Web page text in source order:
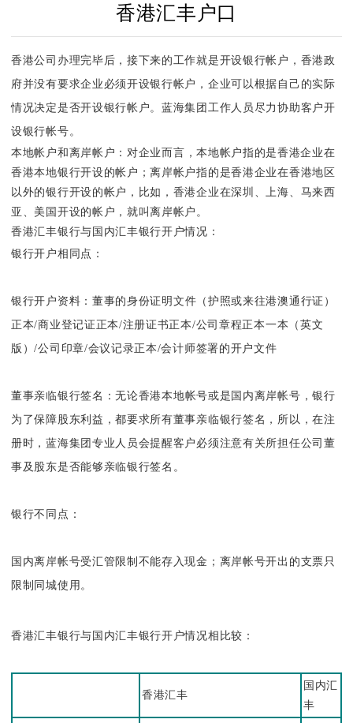
香港汇丰户口
香港公司办理完毕后，接下来的工作就是开设银行帐户，香港政
府并没有要求企业必须开设银行帐户，企业可以根据自己的实际
情况决定是否开设银行帐户。蓝海集团工作人员尽力协助客户开
设银行帐号。
本地帐户和离岸帐户： 对企业而言，本地帐户指的是香港企业在
香港本地银行开设的帐户；离岸帐户指的是香港企业在香港地区
以外的银行开设的帐户，比如，香港企业在深圳、上海、马来西
亚、美国开设的帐户，就叫离岸帐户。
香港汇丰银行与国内汇丰银行开户情况：
银行开户相同点：
银行开户资料： 董事的身份证明文件（护照或来往港澳通行证）
正本/商业登记证正本/注册证书正本/公司章程正本一本（英文
版）/公司印章/会议记录正本/会计师签署的开户文件
董事亲临银行签名：无论香港本地帐号或是国内离岸帐号，银行
为了保障股东利益，都要求所有董事亲临银行签名，所以，在注
册时，蓝海集团专业人员会提醒客户必须注意有关所担任公司董
事及股东是否能够亲临银行签名。
银行不同点：
国内离岸帐号受汇管限制不能存入现金；离岸帐号开出的支票只
限制同城使用。
香港汇丰银行与国内汇丰银行开户情况相比较：
香港汇丰
国内汇
丰